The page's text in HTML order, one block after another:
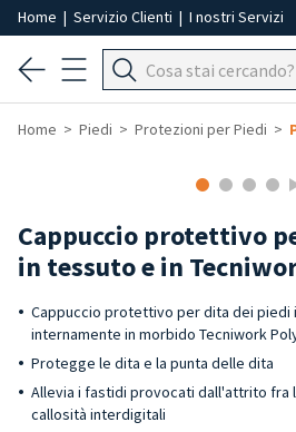
Home | Servizio Clienti | I nostri Servizi
Home Piedi Protezioni per Piedi
Cappuccio protettivo
in tessuto e in
Cappuccio protettivo per dita dei
internamente in morbido Tecniwork
Protegge le dita e la punta delle dita
Allevia i fastidi provocati dall'attrito fra
callosità interdigitali